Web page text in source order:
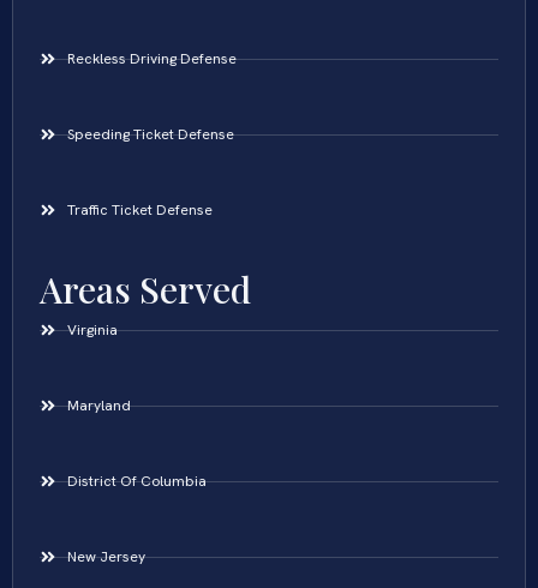
Reckless Driving Defense
Speeding Ticket Defense
Traffic Ticket Defense
Areas Served
Virginia
Maryland
District Of Columbia
New Jersey